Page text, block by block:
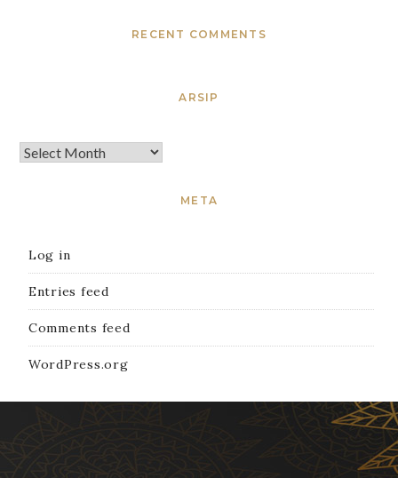
RECENT COMMENTS
ARSIP
META
Log in
Entries feed
Comments feed
WordPress.org